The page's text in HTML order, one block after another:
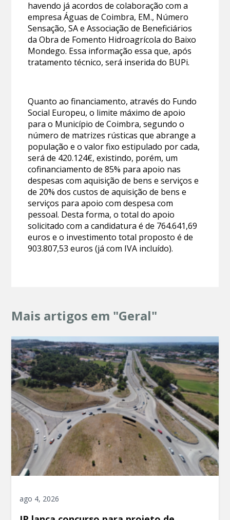
havendo já acordos de colaboração com a
empresa Águas de Coimbra, EM., Número
Sensação, SA e Associação de Beneficiários
da Obra de Fomento Hidroagrícola do Baixo
Mondego. Essa informação essa que, após
tratamento técnico, será inserida do BUPi.
Quanto ao financiamento, através do Fundo
Social Europeu, o limite máximo de apoio
para o Município de Coimbra, segundo o
número de matrizes rústicas que abrange a
população e o valor fixo estipulado por cada,
será de 420.124€, existindo, porém, um
cofinanciamento de 85% para apoio nas
despesas com aquisição de bens e serviços e
de 20% dos custos de aquisição de bens e
serviços para apoio com despesa com
pessoal. Desta forma, o total do apoio
solicitado com a candidatura é de 764.641,69
euros e o investimento total proposto é de
903.807,53 euros (já com IVA incluído).
Mais artigos em "Geral"
ago 4, 2026